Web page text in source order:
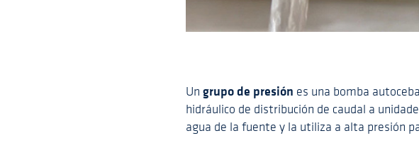
Un grupo de presión es una bomba
hidráulico de distribución de caudal a
agua de la fuente y la utiliza a alta presión